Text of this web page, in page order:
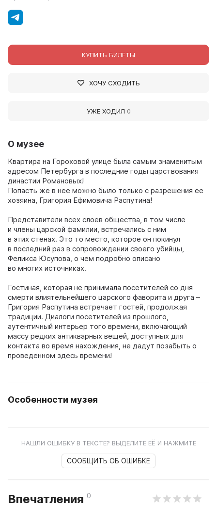
О музее
Квартира на Гороховой улице была самым знаменитым
адресом Петербурга в последние годы царствования
династии Романовых!
Попасть же в нее можно было только с разрешения ее
хозяина, Григория Ефимовича Распутина!
Представители всех слоев общества, в том числе
и члены царской фамилии, встречались с ним
в этих стенах. Это то место, которое он покинул
в последний раз в сопровождении своего убийцы,
Феликса Юсупова, о чем подробно описано
во многих источниках.
Гостиная, которая не принимала посетителей со дня
смерти влиятельнейшего царского фаворита и друга –
Григория Распутина встречает гостей, продолжая
традиции. Диалоги посетителей из прошлого,
аутентичный интерьер того времени, включающий
массу редких антикварных вещей, доступных для
контакта во время нахождения, не дадут позабыть о
проведенном здесь времени!
Особенности музея
НАШЛИ ОШИБКУ В ТЕКСТЕ? ВЫДЕЛИТЕ ЕЁ И НАЖМИТЕ
СООБЩИТЬ ОБ ОШИБКЕ
Впечатления 0
КУПИТЬ БИЛЕТЫ
ХОЧУ СХОДИТЬ
УЖЕ ХОДИЛ 0